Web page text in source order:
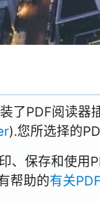
了PDF阅读器
).您所选择的
、保存和使用
帮助的有关